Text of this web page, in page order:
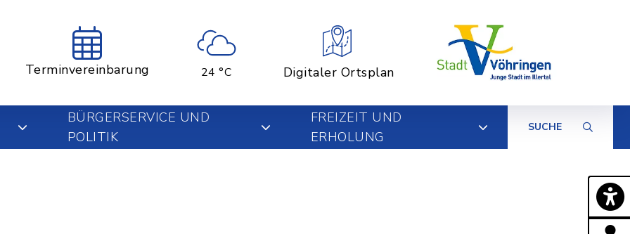
Terminvereinbarung 24 °C Digitaler Ortsplan
BÜRGERSERVICE UND
POLITIK
FREIZEIT UND
ERHOLUNG
SUCHE